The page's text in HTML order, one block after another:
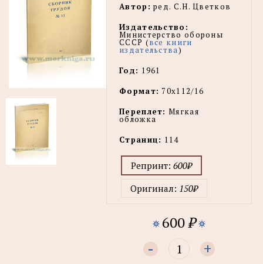
Автор: ред. С.Н. Цветков
Издательство:
Министерство обороны
СССР (все книги
издательства)
Год: 1961
Формат: 70х112/16
Переплет: Мягкая
обложка
Страниц: 114
Репринт:600₽
Оригинал: 150₽
600₽
- +